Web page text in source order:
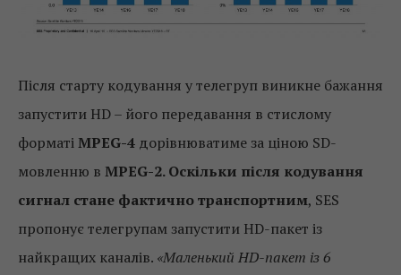
Після старту кодування у телегруп виникне бажання
запустити HD – його передавання в стислому
форматіMPEG-4 дорівнюватиме за ціною SD-
мовленню в MPEG-2. Оскільки після кодування
сигнал стане фактично транспортним, SES
пропонує телегрупам запустити HD-пакет із
найкращих каналів. «Маленький HD-пакет із 6